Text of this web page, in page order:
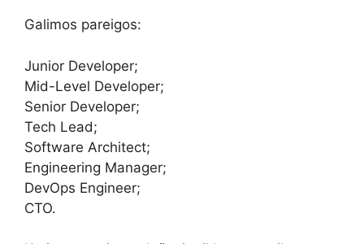
Galimos pareigos:
Junior Developer;
Mid-Level Developer;
Senior Developer;
Tech Lead;
Software Architect;
Engineering Manager;
DevOps Engineer;
CTO.